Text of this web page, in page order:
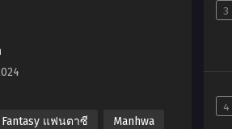
Fantasy แฟนตาซี Manhwa
3
4